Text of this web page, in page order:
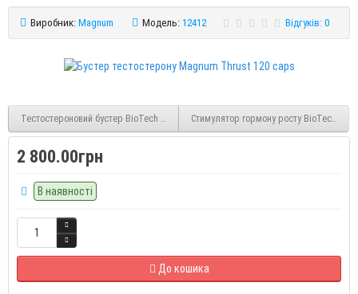
Виробник: Magnum Модель: 12412 Відгуків: 0
Тестостероновий бустер BioTech Tribulus Maximus 90 tabsСтимулятор гормону росту BioTech
2 800.00грн
В наявності
До кошика